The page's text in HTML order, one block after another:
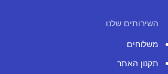
השירותים שלנו
משלוחים
תקנון האתר